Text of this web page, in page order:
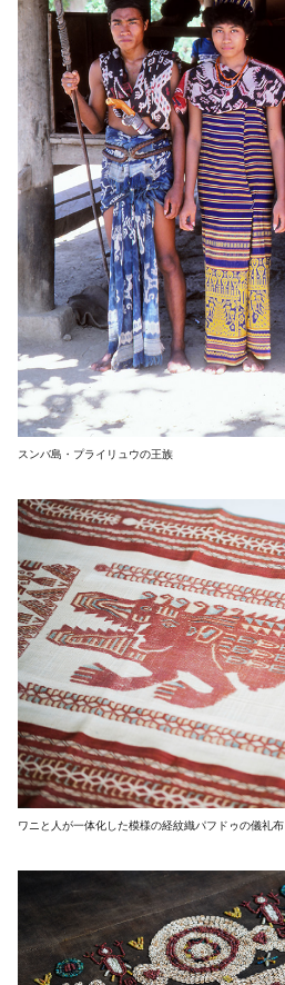
スンバ島・プライリュウの王族
ワニと人が一体化した模様の経紋織パフドゥの儀礼布